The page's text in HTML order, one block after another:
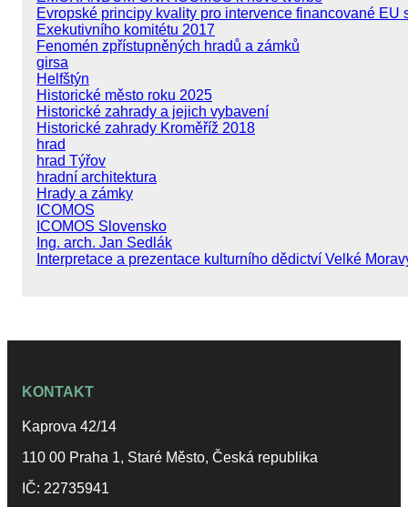
Evropské principy kvality pro intervence financované EU
Exekutivního komitétu 2017
Fenomén zpřístupněných hradů a zámků
girsa
Helfštýn
Historické město roku 2025
Historické zahrady a jejich vybavení
Historické zahrady Kroměříž 2018
hrad
hrad Týřov
hradní architektura
Hrady a zámky
ICOMOS
ICOMOS Slovensko
Ing. arch. Jan Sedlák
Interpretace a prezentace kulturního dědictví Velké
KONTAKT
Kaprova 42/14
110 00 Praha 1, Staré Město, Česká republika
IČ: 22735941